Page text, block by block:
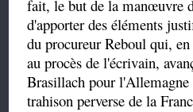
fait, le but de la manœuvre
d'apporter des éléments
du procureur Reboul qui,
au procès de l'écrivain,
Brasillach pour l'Allemagne
trahison perverse de la